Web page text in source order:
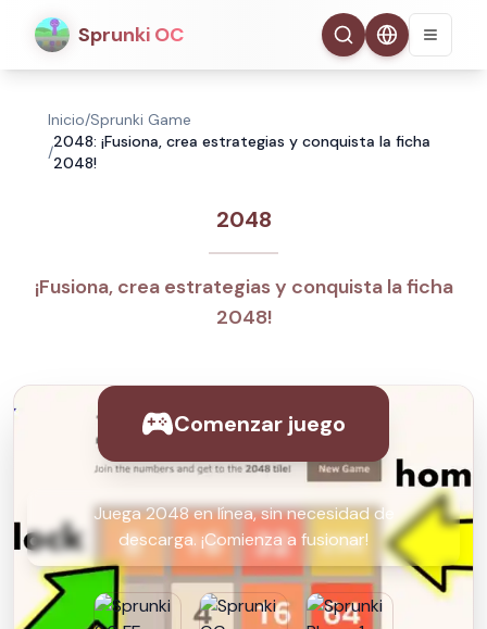
Sprunki OC
Inicio/Sprunki Game
/
2048: ¡Fusiona, crea estrategias y conquista la ficha
2048!
2048
¡Fusiona, crea estrategias y conquista la ficha
2048!
Comenzar juego
Juega 2048 en línea, sin necesidad de
descarga. ¡Comienza a fusionar!